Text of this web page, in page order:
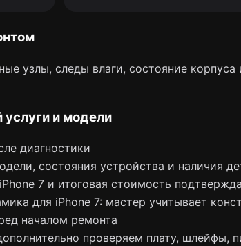
узлы, следы влаги, состояние
и модели
диагностики
состояния устройства и наличия
7 и итоговая стоимость
для iPhone 7: мастер учитывает
началом ремонта
проверяем плату, шлейфы,